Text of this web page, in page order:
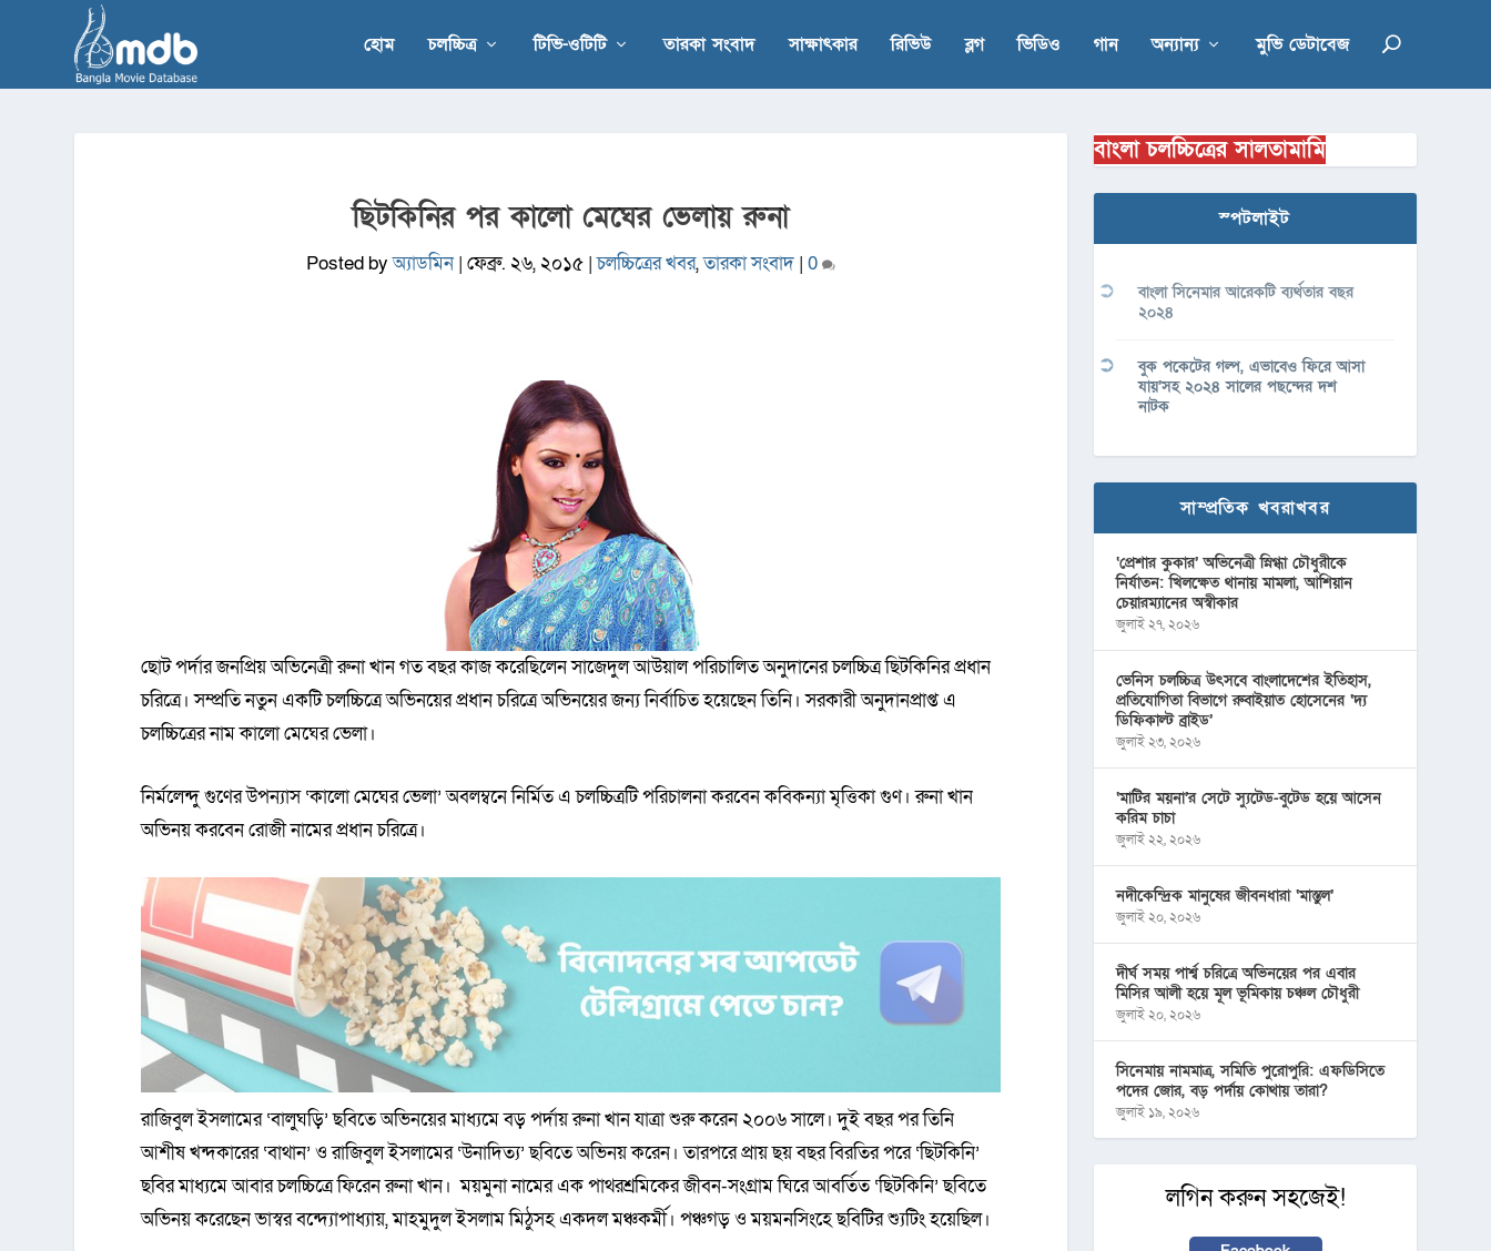
হোম চলচ্চিত্র টিভি-ওটিটি তারকা সংবাদ সাক্ষাৎকার রিভিউ ব্লগ ভিডিও গান অন্যান্য মুভি ডেটাবেজ
ছিটকিনির পর কালো মেঘের ভেলায় রুনা
Posted byঅ্যাডমিন|ফেব্রু. ২৬, ২০১৫ |চলচ্চিত্রের খবর,তারকা সংবাদ |0
ছোট পর্দার জনপ্রিয় অভিনেত্রী রুনা খান গত বছর কাজ করেছিলেন সাজেদুল আউয়াল পরিচালিত অনুদানের চলচ্চিত্র ছিটকিনির প্রধান
চরিত্রে। সম্প্রতি নতুন একটি চলচ্চিত্রে অভিনয়ের প্রধান চরিত্রে অভিনয়ের জন্য নির্বাচিত হয়েছেন তিনি। সরকারী অনুদানপ্রাপ্ত এ
চলচ্চিত্রের নাম কালো মেঘের ভেলা।
নির্মলেন্দু গুণের উপন্যাস ‘কালো মেঘের ভেলা’ অবলম্বনে নির্মিত এ চলচ্চিত্রটি পরিচালনা করবেন কবিকন্যা মৃত্তিকা গুণ। রুনা খান
অভিনয় করবেন রোজী নামের প্রধান চরিত্রে।
রাজিবুল ইসলামের ‘বালুঘড়ি’ ছবিতে অভিনয়ের মাধ্যমে বড় পর্দায় রুনা খান যাত্রা শুরু করেন ২০০৬ সালে। দুই বছর পর তিনি
আশীষ খন্দকারের ‘বাথান’ ও রাজিবুল ইসলামের ‘উনাদিত্য’ ছবিতে অভিনয় করেন। তারপরে প্রায় ছয় বছর বিরতির পরে ‘ছিটকিনি’
ছবির মাধ্যমে আবার চলচ্চিত্রে ফিরেন রুনা খান। ময়মুনা নামের এক পাথরশ্রমিকের জীবন-সংগ্রাম ঘিরে আবর্তিত ‘ছিটকিনি’ ছবিতে
অভিনয় করেছেন ভাস্বর বন্দ্যোপাধ্যায়, মাহমুদুল ইসলাম মিঠুসহ একদল মঞ্চকর্মী। পঞ্চগড় ও ময়মনসিংহে ছবিটির শ্যুটিং হয়েছিল।
বাংলা চলচ্চিত্রের সালতামামি
স্পটলাইট
বাংলা সিনেমার আরেকটি ব্যর্থতার বছর
২০২৪
বুক পকেটের গল্প, এভাবেও ফিরে আসা
যায়’সহ ২০২৪ সালের পছন্দের দশ
নাটক
সাম্প্রতিক খবরাখবর
‘প্রেশার কুকার’ অভিনেত্রী স্নিগ্ধা চৌধুরীকে
নির্যাতন: খিলক্ষেত থানায় মামলা, আশিয়ান
চেয়ারম্যানের অস্বীকার
জুলাই ২৭, ২০২৬
ভেনিস চলচ্চিত্র উৎসবে বাংলাদেশের ইতিহাস,
প্রতিযোগিতা বিভাগে রুবাইয়াত হোসেনের ‘দ্য
ডিফিকাল্ট ব্রাইড’
জুলাই ২৩, ২০২৬
‘মাটির ময়না’র সেটে স্যুটেড-বুটেড হয়ে আসেন
করিম চাচা
জুলাই ২২, ২০২৬
নদীকেন্দ্রিক মানুষের জীবনধারা ‘মাস্তুল’
জুলাই ২০, ২০২৬
দীর্ঘ সময় পার্শ্ব চরিত্রে অভিনয়ের পর এবার
মিসির আলী হয়ে মূল ভূমিকায় চঞ্চল চৌধুরী
জুলাই ২০, ২০২৬
সিনেমায় নামমাত্র, সমিতি পুরোপুরি: এফডিসিতে
পদের জোর, বড় পর্দায় কোথায় তারা?
জুলাই ১৯, ২০২৬
লগিন করুন সহজেই!